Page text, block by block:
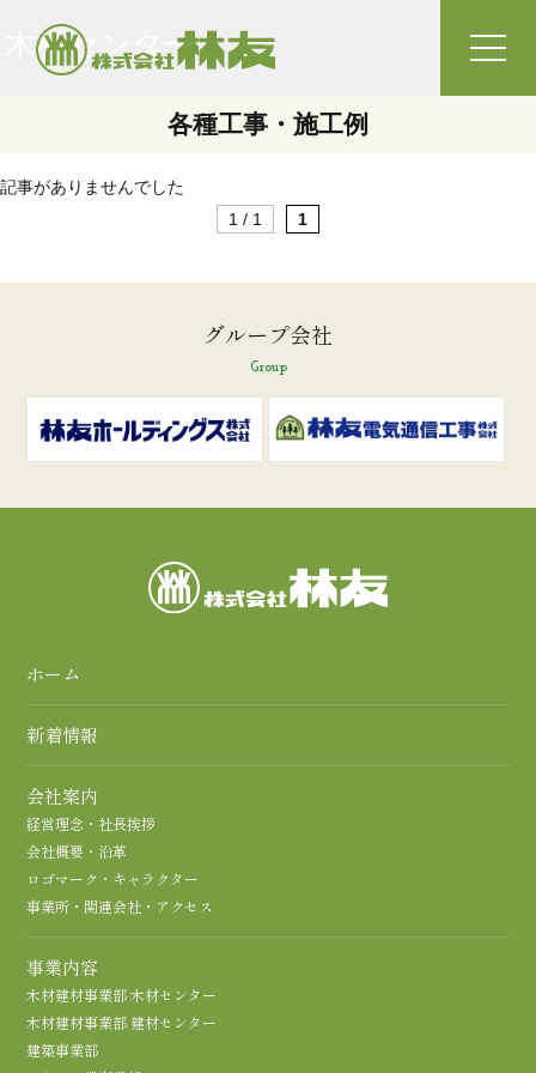
toggle
木材センター
各種工事・施工例
記事がありませんでした
1 / 1
1
グループ会社
Group
ホーム
新着情報
会社案内
経営理念・社長挨拶
会社概要・沿革
ロゴマーク・キャラクター
事業所・関連会社・アクセス
事業内容
木材建材事業部 木材センター
木材建材事業部 建材センター
建築事業部